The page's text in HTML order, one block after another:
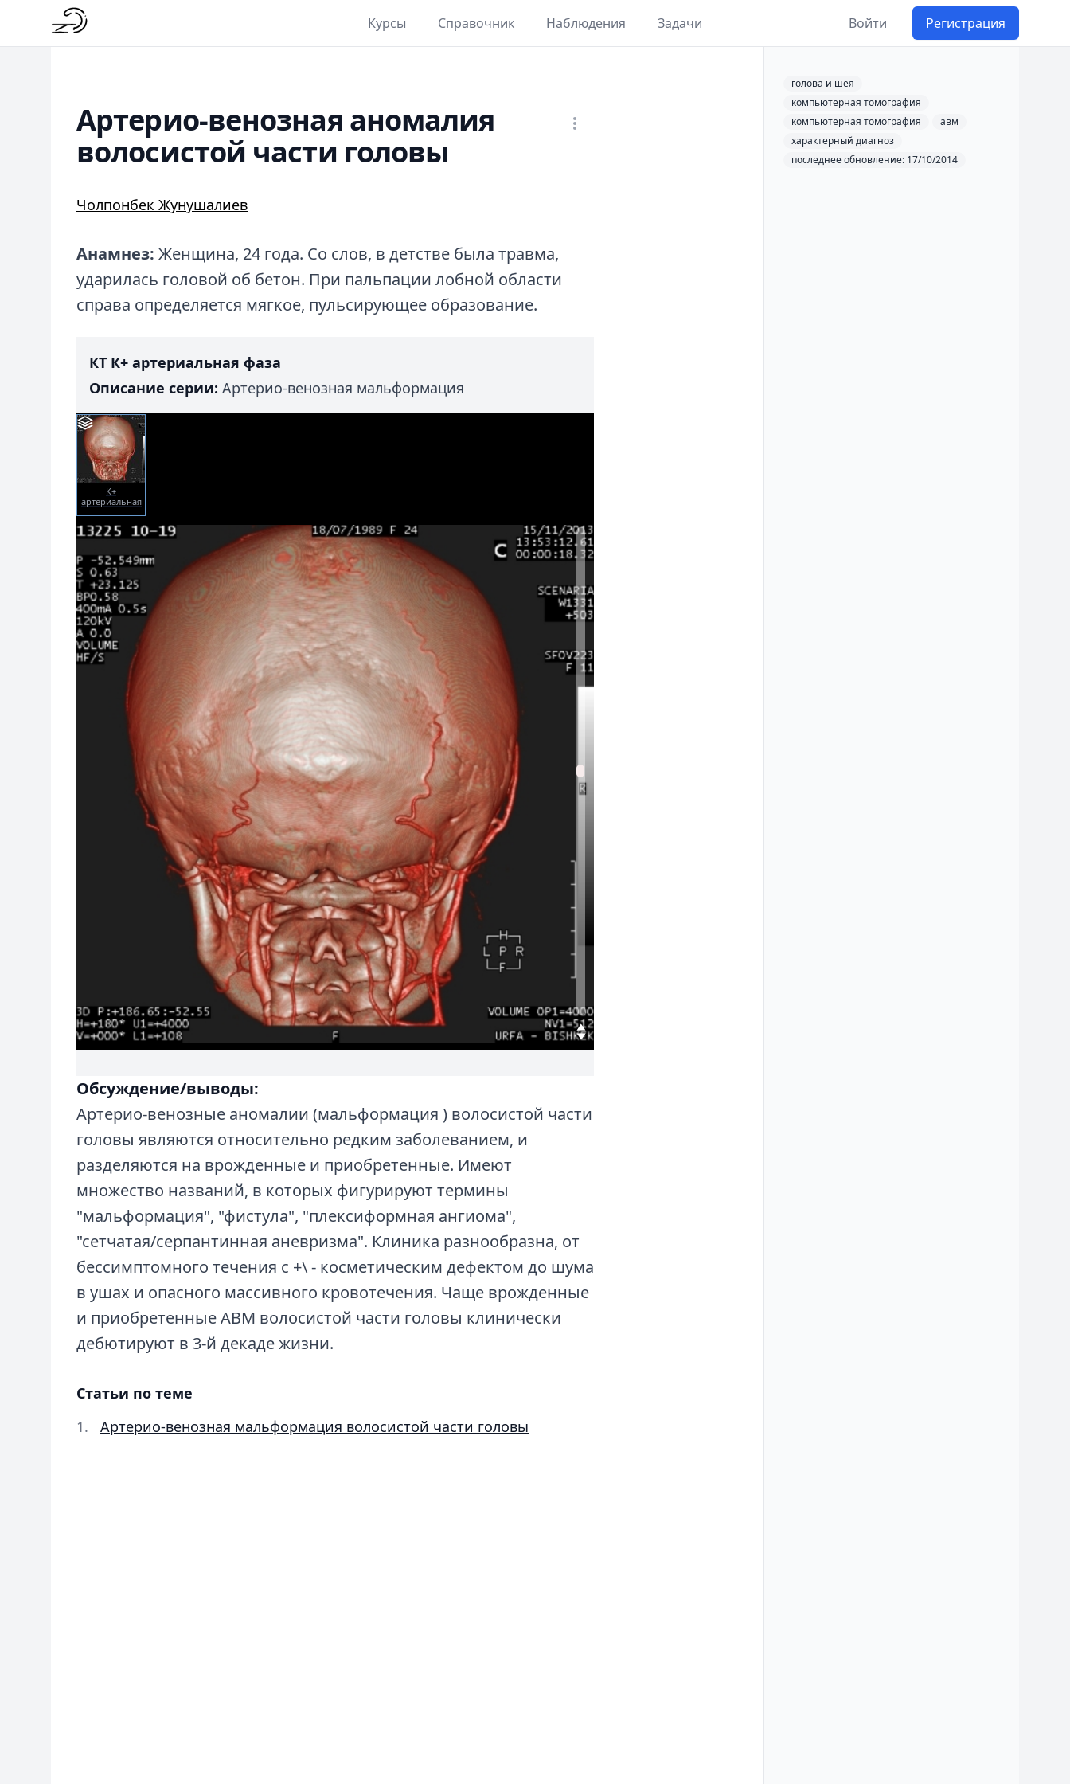
Курсы Справочник Наблюдения Задачи Войти Регистрация
Артерио-венозная аномалия
волосистой части головы
Чолпонбек Жунушалиев
Анамнез: Женщина, 24 года. Со слов, в детстве была травма,
ударилась головой об бетон. При пальпации лобной области
справа определяется мягкое, пульсирующее образование.
КТ К+ артериальная фаза
Описание серии: Артерио-венозная мальформация
К+
артериальная
Обсуждение/выводы:
Артерио-венозные аномалии (мальформация ) волосистой части
головы являются относительно редким заболеванием, и
разделяются на врожденные и приобретенные. Имеют
множество названий, в которых фигурируют термины
"мальформация", "фистула", "плексиформная ангиома",
"сетчатая/серпантинная аневризма". Клиника разнообразна, от
бессимптомного течения с +\ - косметическим дефектом до шума
в ушах и опасного массивного кровотечения. Чаще врожденные
и приобретенные АВМ волосистой части головы клинически
дебютируют в 3-й декаде жизни.
Статьи по теме
Артерио-венозная мальформация волосистой части головы
голова и шея
компьютерная томография
компьютерная томография
авм
характерный диагноз
последнее обновление: 17/10/2014